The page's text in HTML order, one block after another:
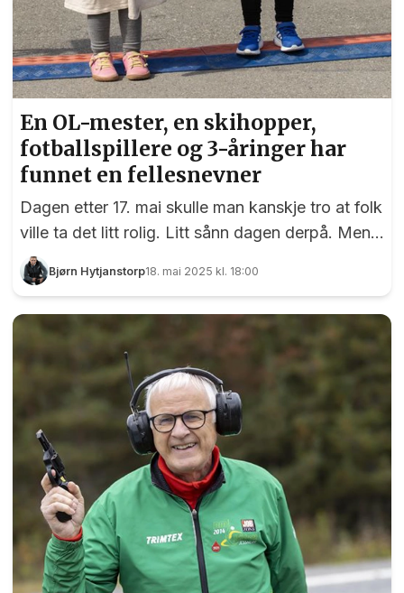
En OL-mester, en skihopper,
fotballspillere og 3-åringer har
funnet en fellesnevner
Dagen etter 17. mai skulle man kanskje tro at folk
ville ta det litt rolig. Litt sånn dagen derpå. Men
det var ikke tilfelle med over 100 sprekinger som
deltok i Perseløpet søndag 18. mai. På menyen
km, samt et barneløp på 2,39 km, det vil si én
runde i den flate løypa langs Myhrersletta og
gjennom Vestvangfeltet. Erika Weng (219) og
Sofie Wolhaug (220) er klare for Perseløpet.
Foto: Bjørn Hytjanstorp
Bjørn Hytjanstorp18. mai 2025 kl. 18:00